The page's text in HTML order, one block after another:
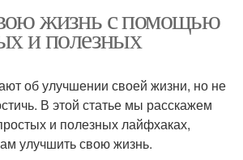
жизнь с помощью
и полезных
об улучшении своей жизни, но не
В этой статье мы расскажем
и полезных лайфхаках,
улучшить свою жизнь.